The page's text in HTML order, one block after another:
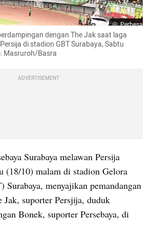
Perbesar
dengan The Jak saat laga
di stadion GBT Surabaya, Sabtu
Masruroh/Basra
ADVERTISEMENT
Surabaya melawan Persija
(18/10) malam di stadion Gelora
Surabaya, menyajikan pemandangan
Jak, suporter Persjija, duduk
Bonek, suporter Persebaya, di